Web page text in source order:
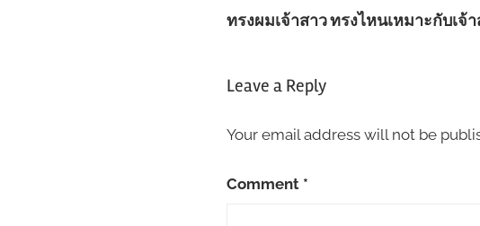
navigation
ทรงผมเจ้าสาว ทรงไหนเหมาะกับเจ้
Leave a Reply
Your email address will not be
Comment *